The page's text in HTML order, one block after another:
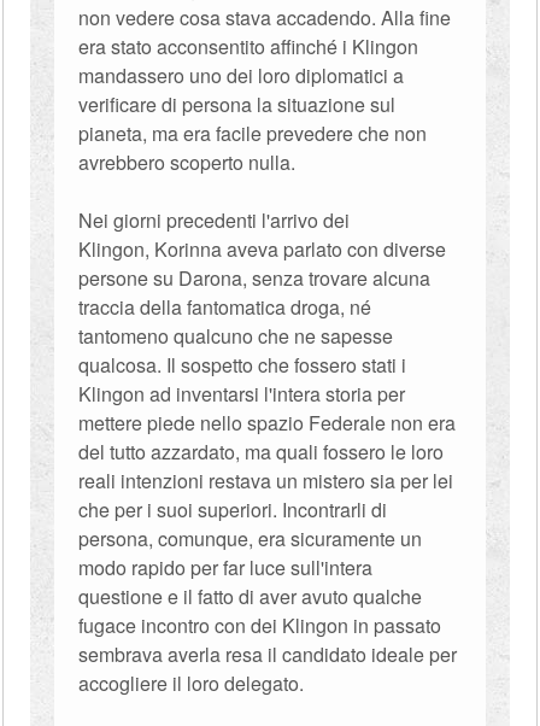
non vedere cosa stava accadendo. Alla fine
era stato acconsentito affinché i Klingon
mandassero uno dei loro diplomatici a
verificare di persona la situazione sul
pianeta, ma era facile prevedere che non
avrebbero scoperto nulla.
Nei giorni precedenti l'arrivo dei
Klingon, Korinna aveva parlato con diverse
persone su Darona, senza trovare alcuna
traccia della fantomatica droga, né
tantomeno qualcuno che ne sapesse
qualcosa. Il sospetto che fossero stati i
Klingon ad inventarsi l'intera storia per
mettere piede nello spazio Federale non era
del tutto azzardato, ma quali fossero le loro
reali intenzioni restava un mistero sia per lei
che per i suoi superiori. Incontrarli di
persona, comunque, era sicuramente un
modo rapido per far luce sull'intera
questione e il fatto di aver avuto qualche
fugace incontro con dei Klingon in passato
sembrava averla resa il candidato ideale per
accogliere il loro delegato.